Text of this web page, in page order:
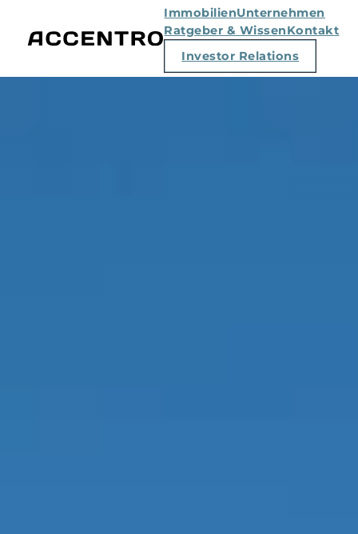
ImmobilienUnternehmen
Ratgeber & WissenKontakt
Investor Relations